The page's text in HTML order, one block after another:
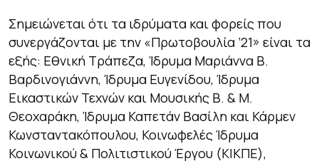
Σημειώνεται ότι τα ιδρύματα και φορείς που
συνεργάζονται με την «Πρωτοβουλία ’21» είναι τα
εξής: Εθνική Τράπεζα, Ίδρυμα Μαριάννα Β.
Βαρδινογιάννη, Ίδρυμα Ευγενίδου, Ίδρυμα
Εικαστικών Τεχνών και Μουσικής Β. & Μ.
Θεοχαράκη, Ίδρυμα Καπετάν Βασίλη και Κάρμεν
Κωνσταντακόπουλου, Κοινωφελές Ίδρυμα
Κοινωνικού & Πολιτιστικού Έργου (ΚΙΚΠΕ),